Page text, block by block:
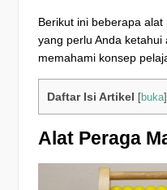
Berikut ini beberapa
yang perlu Anda ketahui
memahami konsep
Daftar Isi Artikel buka]
Alat Peraga